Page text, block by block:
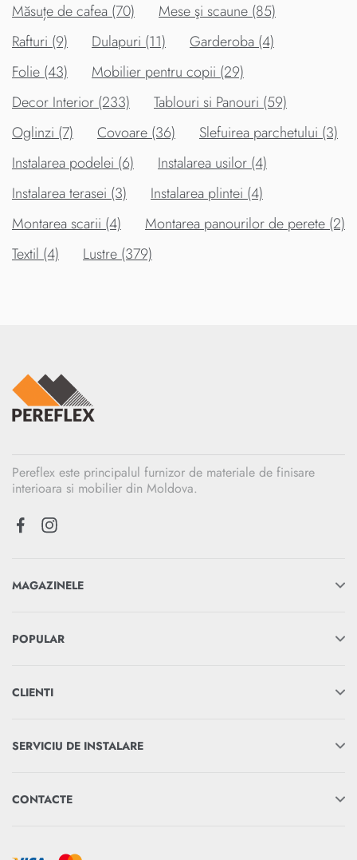
Măsuțe de cafea (70)
Mese şi scaune (85)
Rafturi (9)
Dulapuri (11)
Garderoba (4)
Folie (43)
Mobilier pentru copii (29)
Decor Interior (233)
Tablouri si Panouri (59)
Oglinzi (7)
Covoare (36)
Slefuirea parchetului (3)
Instalarea podelei (6)
Instalarea usilor (4)
Instalarea terasei (3)
Instalarea plintei (4)
Montarea scarii (4)
Montarea panourilor de perete (2)
Textil (4)
Lustre (379)
Pereflex este principalul furnizor de materiale de finisare
interioara si mobilier din Moldova.
MAGAZINELE
POPULAR
CLIENTI
SERVICIU DE INSTALARE
CONTACTE